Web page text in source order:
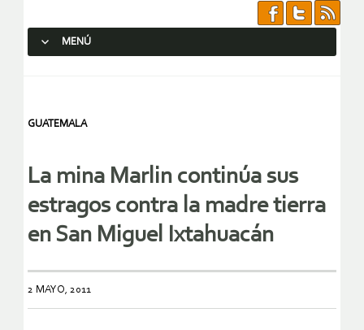
MENÚ
GUATEMALA
La mina Marlin continúa sus
estragos contra la madre tierra
en San Miguel Ixtahuacán
2 MAYO, 2011